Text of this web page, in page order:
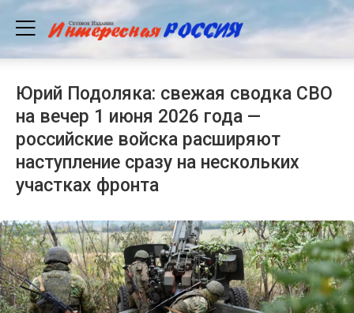
Юрий Подоляка: свежая сводка СВО
на вечер 1 июня 2026 года —
российские войска расширяют
наступление сразу на нескольких
участках фронта